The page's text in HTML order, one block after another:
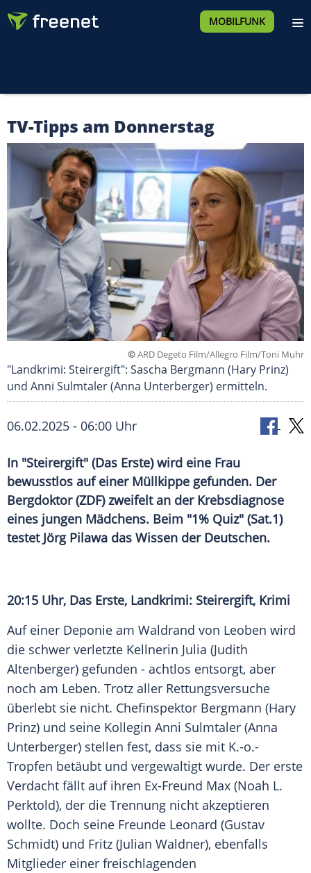
MOBILFUNK
TV-Tipps am Donnerstag
©ARD Degeto Film/Allegro Film/Toni Muhr
"Landkrimi: Steirergift": Sascha Bergmann (Hary Prinz)
und Anni Sulmtaler (Anna Unterberger) ermitteln.
06.02.2025 - 06:00 Uhr
In "Steirergift" (Das Erste) wird eine Frau
bewusstlos auf einer Müllkippe gefunden. Der
Bergdoktor (ZDF) zweifelt an der Krebsdiagnose
eines jungen Mädchens. Beim "1% Quiz" (Sat.1)
testet Jörg Pilawa das Wissen der Deutschen.
20:15 Uhr, Das Erste, Landkrimi: Steirergift, Krimi
Auf einer Deponie am Waldrand von Leoben wird
die schwer verletzte Kellnerin Julia (Judith
Altenberger) gefunden - achtlos entsorgt, aber
noch am Leben. Trotz aller Rettungsversuche
überlebt sie nicht. Chefinspektor Bergmann (Hary
Prinz) und seine Kollegin Anni Sulmtaler (Anna
Unterberger) stellen fest, dass sie mit K.-o.-
Tropfen betäubt und vergewaltigt wurde. Der erste
Verdacht fällt auf ihren Ex-Freund Max (Noah L.
Perktold), der die Trennung nicht akzeptieren
wollte. Doch seine Freunde Leonard (Gustav
Schmidt) und Fritz (Julian Waldner), ebenfalls
Mitglieder einer freischlagenden